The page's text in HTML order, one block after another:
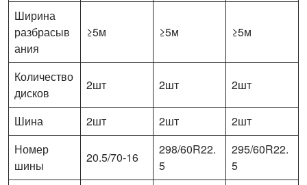
Ширина
разбрасыв
ания
≥5м ≥5м ≥5м
Количество
дисков
2шт 2шт 2шт
Шина 2шт 2шт
2шт
Номер
шины
20.5/70-16
298/60R22.
5
295/60R22.
5